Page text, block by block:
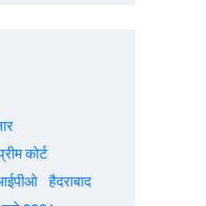
कोर्ट
हैदराबाद